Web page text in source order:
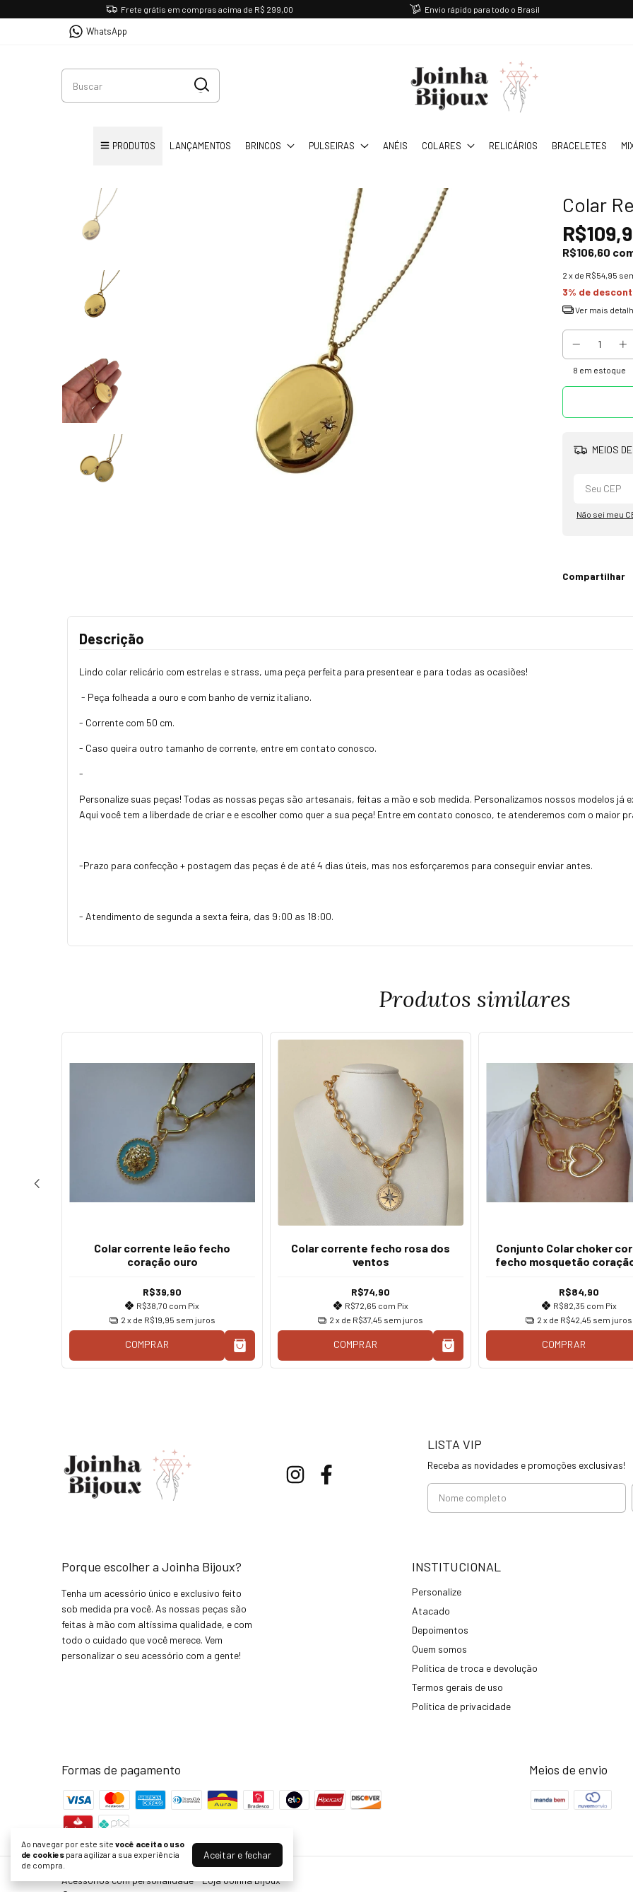
Frete grátis em compras acima de R$ 299,00 Envio rápido para todo o Brasil
WhatsApp
PRODUTOS LANÇAMENTOS BRINCOS PULSEIRAS ANÉIS COLARES RELICÁRIOS BRACELETES
Ao navegar por este site você aceita o uso
de cookies para agilizar a sua experiência
de compra.
Aceitar e fechar
Colar
R$106,60
2 x de R$54,95
3% de
Ver mais
8 em estoque
MEIOS
Não sei meu
Compartilhar
Descrição
Lindo colar relicário com estrelas e strass, uma peça perfeita para presentear e para todas as ocasiões!
- Peça folheada a ouro e com banho de verniz italiano.
- Corrente com 50 cm.
- Caso queira outro tamanho de corrente, entre em contato conosco.
-
Personalize suas peças! Todas as nossas peças são artesanais, feitas a mão e sob medida. Personalizamos nossos modelos já
Aqui você tem a liberdade de criar e e escolher como quer a sua peça! Entre em contato conosco, te atenderemos com o maior
-Prazo para confecção + postagem das peças é de até 4 dias úteis, mas nos esforçaremos para conseguir enviar antes.
- Atendimento de segunda a sexta feira, das 9:00 as 18:00.
Produtos similares
Colar corrente leão fecho
coração ouro
R$39,90
R$38,70 com Pix
2 x de R$19,95 sem juros
COMPRAR
Colar corrente fecho rosa dos
ventos
R$74,90
R$72,65 com Pix
2 x de R$37,45 sem juros
COMPRAR
Conjunto Colar choker
fecho mosquetão
R$84,90
R$82,35 com Pix
2 x de R$42,45 sem juros
COMPRAR
LISTA VIP
Receba as novidades e promoções exclusivas!
Porque escolher a Joinha Bijoux?
Tenha um acessório único e exclusivo feito
sob medida pra você. As nossas peças são
feitas à mão com altíssima qualidade, e com
todo o cuidado que você merece. Vem
personalizar o seu acessório com a gente!
INSTITUCIONAL
Personalize
Atacado
Depoimentos
Quem somos
Política de troca e devolução
Termos gerais de uso
Política de privacidade
Formas de pagamento Meios de envio
Acessórios com personalidade - Loja Joinha Bijoux
©2026. Joinha Bijoux - 22502792/0001-35. Todos os direitos reservados.